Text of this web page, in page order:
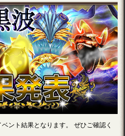
ント結果となります。 ぜひご確認く